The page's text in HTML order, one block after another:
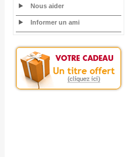
Nous aider
Informer un ami